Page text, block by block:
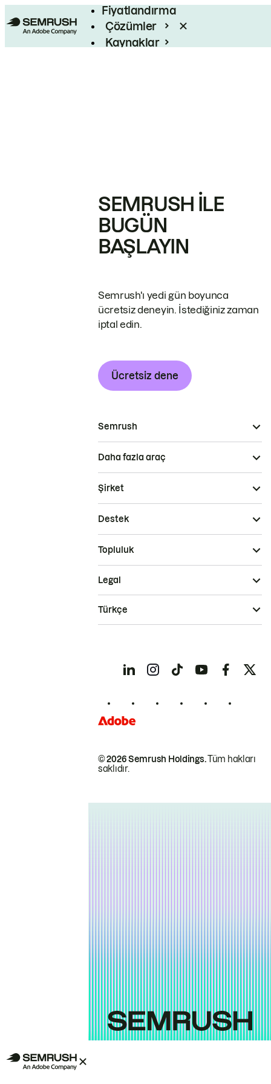
Fiyatlandırma
Çözümler
Kaynaklar
SEMRUSH ILE
BUGÜN
BAŞLAYIN
Semrush'ı yedi gün boyunca
ücretsiz deneyin. İstediğiniz zaman
iptal edin.
Ücretsiz dene
Semrush
Daha fazla araç
Şirket
Destek
Topluluk
© 2026 Semrush Holdings.Tüm hakları
saklıdır.
Legal
Türkçe